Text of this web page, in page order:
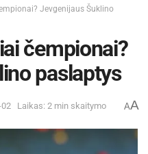
Jevgenijaus Šuklino
čempionai?
paslaptys
Laikas: 2 min skaitymo AA